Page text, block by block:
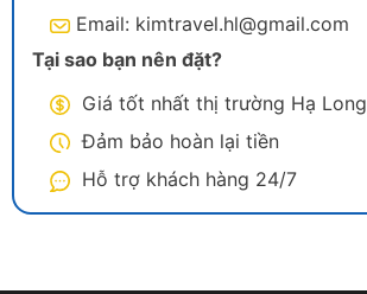
Email: kimtravel.hl@gmail.com
Tại sao bạn nên đặt?
Giá tốt nhất thị trường Hạ Long
Đảm bảo hoàn lại tiền
Hỗ trợ khách hàng 24/7